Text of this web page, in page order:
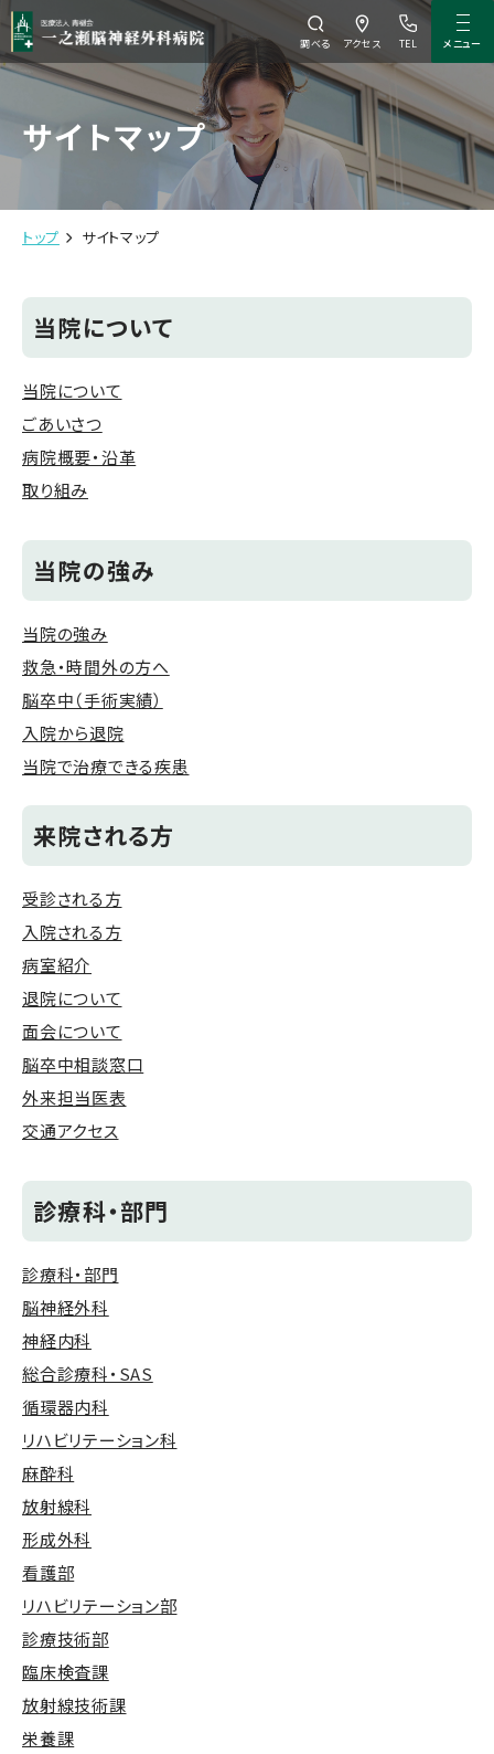
調べる アクセス TEL メニュー
サイトマップ
トップ サイトマップ
当院について
当院について
ごあいさつ
病院概要・沿革
取り組み
当院の強み
当院の強み
救急・時間外の方へ
脳卒中（手術実績）
入院から退院
当院で治療できる疾患
来院される方
受診される方
入院される方
病室紹介
退院について
面会について
脳卒中相談窓口
外来担当医表
交通アクセス
診療科・部門
診療科・部門
脳神経外科
神経内科
総合診療科・SAS
循環器内科
リハビリテーション科
麻酔科
放射線科
形成外科
看護部
リハビリテーション部
診療技術部
臨床検査課
放射線技術課
栄養課